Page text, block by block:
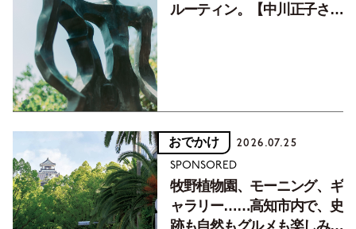
ルーティン。【中川正子さん
おでかけ 2026.07.25
SPONSORED
牧野植物園、モーニング、ギ
ャラリー……高知市内で、史
跡も自然もグルメも楽しみ尽